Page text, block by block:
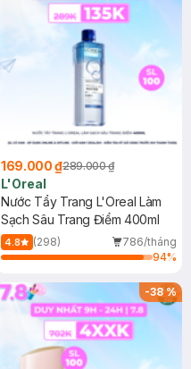
169.000 ₫289.000 ₫
L'Oreal
Nước Tẩy Trang L'Oreal Làm
Sạch Sâu Trang Điểm 400ml
4.8 (298)
786/tháng
94%
-38%